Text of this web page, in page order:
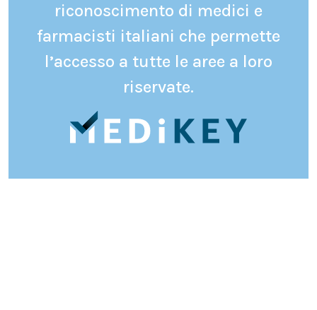
riconoscimento di medici e
farmacisti italiani che permette
l’accesso a tutte le aree a loro
riservate.